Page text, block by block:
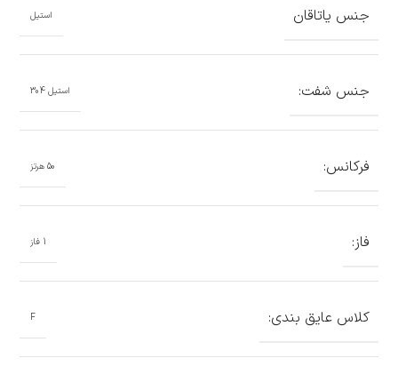
جنس یاتاقان استیل
جنس شفت: استیل 304
فرکانس: 50 هرتز
فاز: 1 فاز
کلاس عایق بندی: F